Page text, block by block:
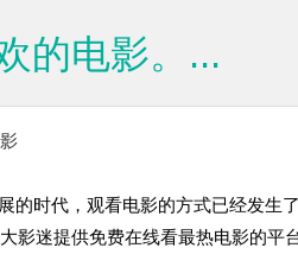
的电影。...
的时代，观看电影的方式已经发生
影迷提供免费在线看最热电影的